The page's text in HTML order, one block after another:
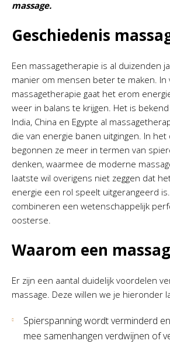
massage.
Geschiedenis
Een massagetherapie is al duizenden
manier om mensen beter te maken. In
massagetherapie gaat het erom
weer in balans te krijgen. Het is
India, China en Egypte al
die van energie banen uitgingen. In
begonnen ze meer in termen van
denken, waarmee de moderne
laatste wil overigens niet zeggen dat
energie een rol speelt uitgerangeerd
combineren een wetenschappelijk
oosterse.
Waarom een
Er zijn een aantal duidelijk voordelen
massage. Deze willen we je hieronder
Spierspanning wordt verminderd
mee samenhangen verdwijnen of